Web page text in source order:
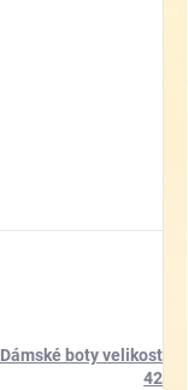
Dámské boty velikost
42